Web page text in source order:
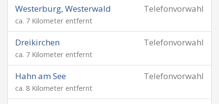
Telefonvorwahl
Westerburg, Westerwald
ca. 7 Kilometer entfernt
Telefonvorwahl
Dreikirchen
ca. 7 Kilometer entfernt
Telefonvorwahl
Hahn am See
ca. 8 Kilometer entfernt